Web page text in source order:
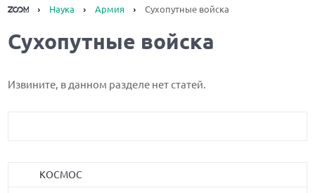
Наука Армия Сухопутные войска
Сухопутные войска
Извините, в данном разделе нет статей.
КОСМОС